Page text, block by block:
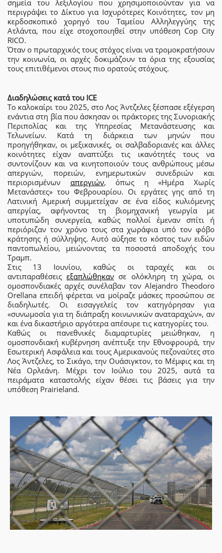
σημεία του λεξιλογίου που χρησιμοποιούνταν για να
περιγράψει το Δίκτυο για Ισχυρότερες Κοινότητες, τον μη
κερδοσκοπικό χορηγό του Ταμείου Αλληλεγγύης της
Ατλάντα, που είχε στοχοποιηθεί στην υπόθεση Cop City
RICO.
Όταν ο πρωταρχικός τους στόχος είναι να τρομοκρατήσουν
την κοινωνία, οι αρχές δοκιμάζουν τα όρια της εξουσίας
τους επιτιθέμενοι στους πιο ορατούς στόχους.
Διαδηλώσεις κατά του ICE
Το καλοκαίρι του 2025, στο Λος Άντζελες ξέσπασε εξέγερση
ενάντια στη βία που άσκησαν οι πράκτορες της Συνοριακής
Περιπολίας και της Υπηρεσίας Μετανάστευσης και
Τελωνείων. Κατά τη διάρκεια των μηνών που
προηγήθηκαν, οι μεξικανικές, οι σαλβαδοριανές και άλλες
κοινότητες είχαν αναπτύξει τις ικανότητές τους να
συντονίζουν και να κινητοποιούν τους ανθρώπους μέσω
απεργιών, πορειών, ενημερωτικών συνεδριών και
περιορισμένων απεργιών, όπως η «Ημέρα Χωρίς
Μετανάστες» του Φεβρουαρίου. Οι εργάτες γης από τη
Λατινική Αμερική συμμετείχαν σε ένα είδος κυλιόμενης
απεργίας, αφήνοντας τη βιομηχανική γεωργία με
υποτυπώδη συνεργεία, καθώς πολλοί έμεναν σπίτι ή
περιόριζαν τον χρόνο τους στα χωράφια υπό τον φόβο
κράτησης ή σύλληψης. Αυτό αύξησε το κόστος των ειδών
παντοπωλείου, μειώνοντας τα ποσοστά αποδοχής του
Τραμπ.
Στις 13 Ιουνίου, καθώς οι ταραχές και οι
αντιπαραθέσειςεξαπλώθηκαν σε ολόκληρη τη χώρα, οι
ομοσπονδιακές αρχές συνέλαβαν τον Alejandro Theodoro
Orellana επειδή φέρεται να μοίραζε μάσκες προσώπου σε
διαδηλωτές. Οι εισαγγελείς τον κατηγόρησαν για
«συνωμοσία για τη διάπραξη κοινωνικών αναταραχών», αν
και ένα δικαστήριο αργότερα απέσυρε τις κατηγορίες του.
Καθώς οι πανεθνικές διαμαρτυρίες μειώθηκαν, η
ομοσπονδιακή κυβέρνηση ανέπτυξε την Εθνοφρουρά, την
Εσωτερική Ασφάλεια και τους Αμερικανούς πεζοναύτες στο
Λος Άντζελες, το Σικάγο, την Ουάσιγκτον, το Μέμφις και τη
Νέα Ορλεάνη. Μέχρι τον Ιούλιο του 2025, αυτά τα
πειράματα καταστολής είχαν θέσει τις βάσεις για την
υπόθεση Prairieland.